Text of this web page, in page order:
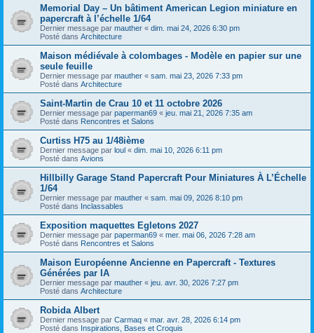
Memorial Day – Un bâtiment American Legion miniature en
papercraft à l’échelle 1/64
Dernier message par mauther « dim. mai 24, 2026 6:30 pm
Posté dans Architecture
Maison médiévale à colombages - Modèle en papier sur une
seule feuille
Dernier message par mauther « sam. mai 23, 2026 7:33 pm
Posté dans Architecture
Saint-Martin de Crau 10 et 11 octobre 2026
Dernier message par paperman69 « jeu. mai 21, 2026 7:35 am
Posté dans Rencontres et Salons
Curtiss H75 au 1/48ième
Dernier message par loul « dim. mai 10, 2026 6:11 pm
Posté dans Avions
Hillbilly Garage Stand Papercraft Pour Miniatures À L’Échelle
1/64
Dernier message par mauther « sam. mai 09, 2026 8:10 pm
Posté dans Inclassables
Exposition maquettes Egletons 2027
Dernier message par paperman69 « mer. mai 06, 2026 7:28 am
Posté dans Rencontres et Salons
Maison Européenne Ancienne en Papercraft - Textures
Générées par IA
Dernier message par mauther « jeu. avr. 30, 2026 7:27 pm
Posté dans Architecture
Robida Albert
Dernier message par Carmaq « mar. avr. 28, 2026 6:14 pm
Posté dans Inspirations, Bases et Croquis